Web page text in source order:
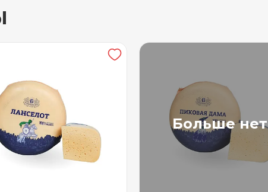
Больше нет